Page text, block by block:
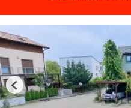
Previous